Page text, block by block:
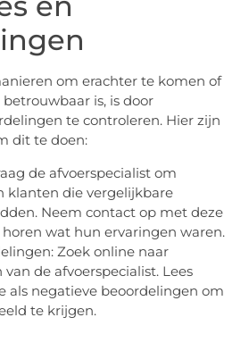
om erachter te komen of
is, is door
te controleren. Hier zijn
dit te doen:
de afvoerspecialist om
klanten die vergelijkbare
Neem contact op met deze
wat hun ervaringen waren.
Zoek online naar
de afvoerspecialist. Lees
als negatieve beoordelingen om
te krijgen.